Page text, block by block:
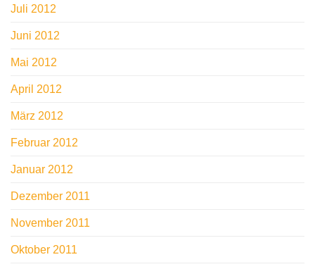
Juli 2012
Juni 2012
Mai 2012
April 2012
März 2012
Februar 2012
Januar 2012
Dezember 2011
November 2011
Oktober 2011